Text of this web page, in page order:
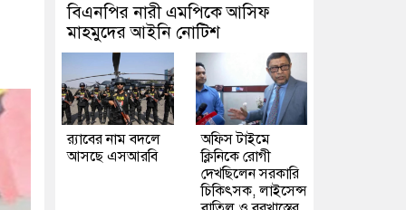
বিএনপির নারী এমপিকে আসিফ
মাহমুদের আইনি নোটিশ
র‍্যাবের নাম বদলে
আসছে এসআরবি
অফিস টাইমে
ক্লিনিকে রোগী
দেখছিলেন সরকারি
চিকিৎসক, লাইসেন্স